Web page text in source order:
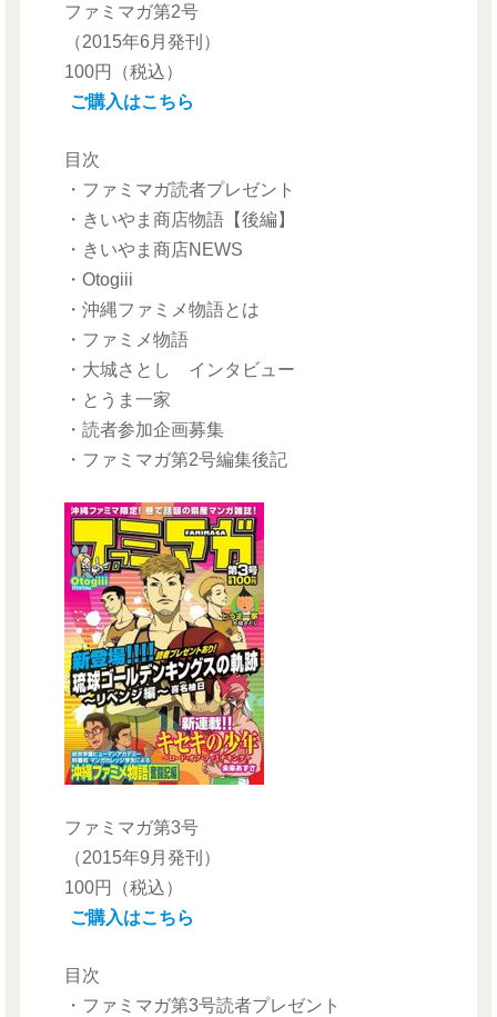
ファミマガ第2号
（2015年6月発刊）
100円（税込）
ご購入はこちら
目次
・ファミマガ読者プレゼント
・きいやま商店物語【後編】
・きいやま商店NEWS
・Otogiii
・沖縄ファミメ物語とは
・ファミメ物語
・大城さとし インタビュー
・とうま一家
・読者参加企画募集
・ファミマガ第2号編集後記
ファミマガ第3号
（2015年9月発刊）
100円（税込）
ご購入はこちら
目次
・ファミマガ第3号読者プレゼント